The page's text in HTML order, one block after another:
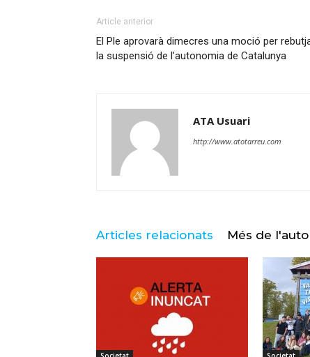
Article anterior
El Ple aprovarà dimecres una moció per
la suspensió de l’autonomia de Catalunya
ATA Usuari
http://www.atotarreu.com
Articles relacionats Més de